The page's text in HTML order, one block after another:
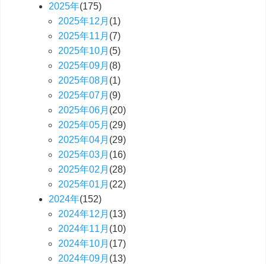
2025年(175)
2025年12 月 (1)
2025年11 月 (7)
2025年10月 (5)
2025年09月 (8)
2025年08月 (1)
2025年07 月 (9)
2025年06月 (20)
2025年05月 (29)
2025年04月 (29)
2025年03月 (16)
2025年02 月 (28)
2025年01 月 (22)
2024年(152)
2024年12 月 (13)
2024年11 月 (10)
2024年10月 (17)
2024年09月 (13)